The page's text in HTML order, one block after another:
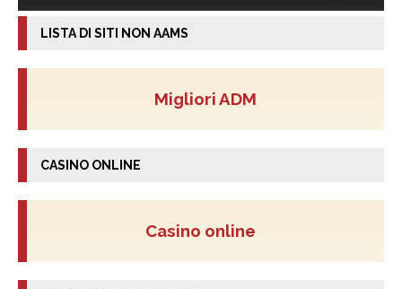
LISTA DI SITI NON AAMS
Migliori ADM
CASINO ONLINE
Casino online